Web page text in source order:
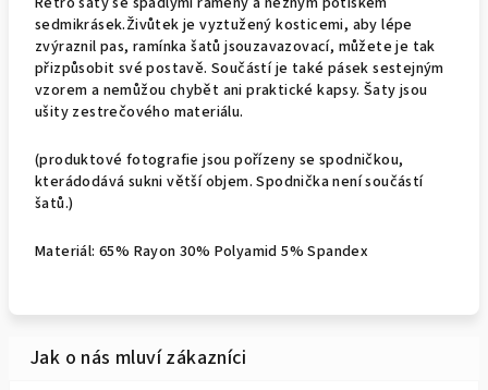
sedmikrásek.Živůtek je vyztužený kosticemi, aby lépe
zvýraznil pas, ramínka šatů jsouzavazovací, můžete je tak
přizpůsobit své postavě. Součástí je také pásek sestejným
vzorem a nemůžou chybět ani praktické kapsy. Šaty jsou
ušity zestrečového materiálu.
(produktové fotografie jsou pořízeny se spodničkou,
kterádodává sukni větší objem. Spodnička není součástí
šatů.)
Materiál: 65% Rayon 30% Polyamid 5% Spandex